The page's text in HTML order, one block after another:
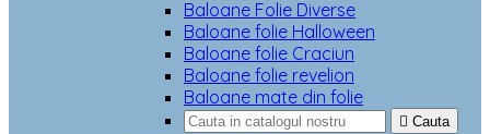
Baloane Folie Diverse
Baloane folie Halloween
Baloane folie Craciun
Baloane folie revelion
Baloane mate din folie
 Cauta